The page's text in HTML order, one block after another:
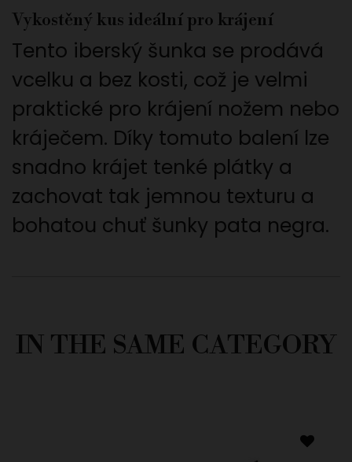
Vykostěný kus ideální pro krájení
Tento iberský šunka se prodává
vcelku a bez kosti, což je velmi
praktické pro krájení nožem nebo
kráječem. Díky tomuto balení lze
snadno krájet tenké plátky a
zachovat tak jemnou texturu a
bohatou chuť šunky pata negra.
IN THE SAME CATEGORY